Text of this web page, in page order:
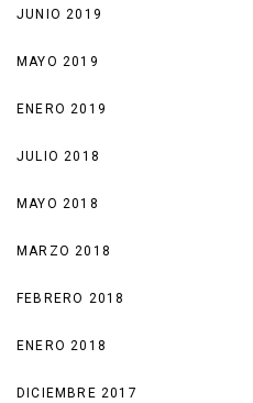
JUNIO 2019
MAYO 2019
ENERO 2019
JULIO 2018
MAYO 2018
MARZO 2018
FEBRERO 2018
ENERO 2018
DICIEMBRE 2017